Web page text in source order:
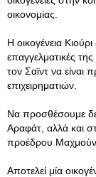
οικονομίας.
Η οικογένεια
επαγγελματικές
τον Σαϊντ να
επιχειρηματιών.
Να προσθέσουμε
Αραφάτ, αλλά και
προέδρου
Αποτελεί μία